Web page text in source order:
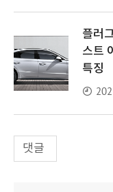
플러
스트
특징
댓글